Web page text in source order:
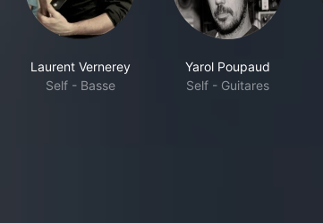
Laurent Vernerey
Self - Basse
Yarol Poupaud
Self - Guitares